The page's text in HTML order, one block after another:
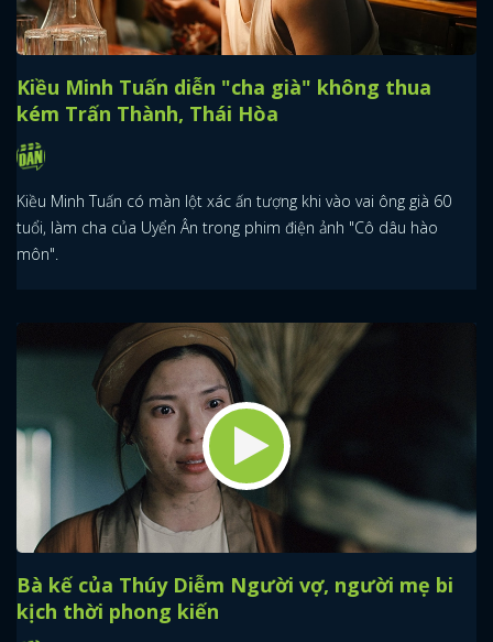
Kiều Minh Tuấn diễn "cha già" không thua
kém Trấn Thành, Thái Hòa
Kiều Minh Tuấn có màn lột xác ấn tượng khi vào vai ông già 60
tuổi, làm cha của Uyển Ân trong phim điện ảnh "Cô dâu hào
môn".
Bà kế của Thúy Diễm Người vợ, người mẹ bi
kịch thời phong kiến